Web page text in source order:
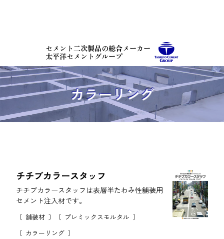
本
文
へ
ス
キ
ッ
セメント二次製品の総合メーカー
太平洋セメントグループ
カラーリング
舗装材
プレミックスモルタル
カラーリング
チチブカラースタッフ
チチブカラースタッフは表層半たわみ性舗装用
セメント注入材です。